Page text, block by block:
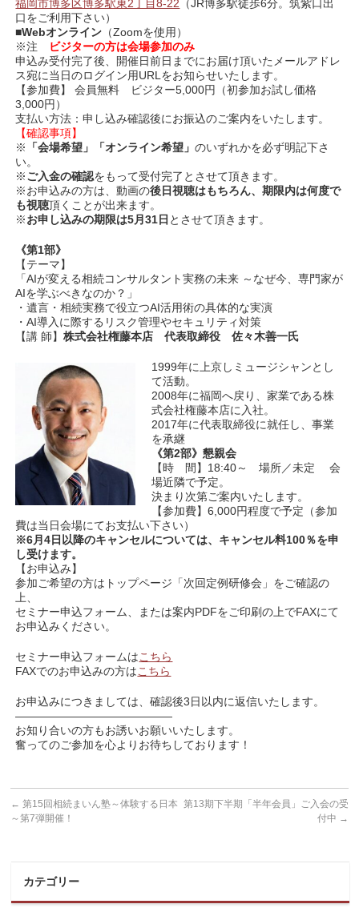
福岡市博多区博多駅東2丁目8-22 （JR博多駅徒歩6分。筑紫口出
口をご利用下さい）
■Webオンライン （Zoomを使用）
※注 ビジターの方は会場参加のみ
申込み受付完了後、開催日前日までにお届け頂いたメールアドレ
ス宛に当日のログイン用URLをお知らせいたします。
【参加費】 会員無料 ビジター5,000円（初参加お試し価格
3,000円）
支払い方法：申し込み確認後にお振込のご案内をいたします。
【確認事項】
※
「会場希望」「オンライン希望」のいずれかを必ず明記下さ
い。
※ご入金の確認をもって受付完了とさせて頂きます。
※お申込みの方は、動画の後日視聴はもちろん、期限内は何度で
も視聴頂くことが出来ます。
※お申し込みの期限は5月31日 とさせて頂きます。
《第1部》
【テーマ】
「AIが変える相続コンサルタント実務の未来 ～なぜ今、専門家が
AIを学ぶべきなのか？」
・遺言・相続実務で役立つAI活用術の具体的な実演
・AI導入に際するリスク管理やセキュリティ対策
【講 師】株式会社権藤本店 代表取締役 佐々木善一氏
1999年に上京しミュージシャンとし
て活動。
2008年に福岡へ戻り、家業である株
式会社権藤本店に入社。
2017年に代表取締役に就任し、事業
を承継
《第2部》懇親会
【時 間】18:40～ 場所／未定 会
場近隣で予定。
決まり次第ご案内いたします。
【参加費】6,000円程度で予定（参加
費は当日会場にてお支払い下さい）
※6月4日以降のキャンセルについては、キャンセル料100％を申
し受けます。
【お申込み】
参加ご希望の方はトップページ「次回定例研修会」をご確認の
上、
セミナー申込フォーム、または案内PDFをご印刷の上でFAXにて
お申込みください。
セミナー申込フォームはこちら
FAXでのお申込みの方はこちら
お申込みにつきましては、確認後3日以内に返信いたします。
——————————————
お知り合いの方もお誘いお願いいたします。
奮ってのご参加を心よりお待ちしております！
← 第15回相続まいん塾～体験する日本
～第7弾開催！
第13期下半期「半年会員」ご入会の受
付中 →
カテゴリー